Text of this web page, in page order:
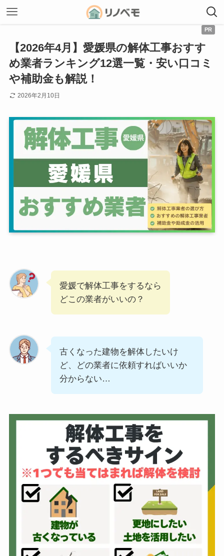
【2026年4月】愛媛県の解体工事おすす
め業者ランキング12選一覧・安い口コミ
や補助金も解説！
2026年2月10日
愛媛で解体工事をするなら
どこの業者がいいの？
古くなった建物を解体したいけ
ど、どの業者に依頼すればいいか
分からない…